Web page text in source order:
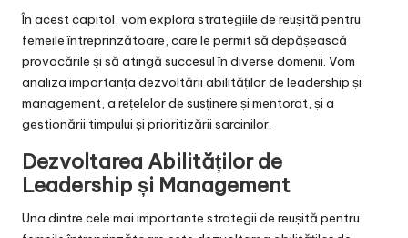
În acest capitol, vom explora strategiile de reușită pentru
femeile întreprinzătoare, care le permit să depășească
provocările și să atingă succesul în diverse domenii. Vom
analiza importanța dezvoltării abilităților de leadership și
management, a rețelelor de susținere și mentorat, și a
gestionării timpului și prioritizării sarcinilor.
Dezvoltarea Abilităților de
Leadership și Management
Una dintre cele mai importante strategii de reușită pentru